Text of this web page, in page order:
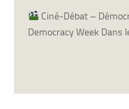
Ciné‑Débat –
Democracy Week Dans